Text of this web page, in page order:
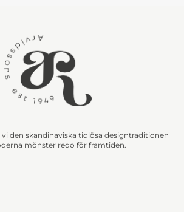
vi den skandinaviska tidlösa designtraditionen
mönster redo för framtiden.